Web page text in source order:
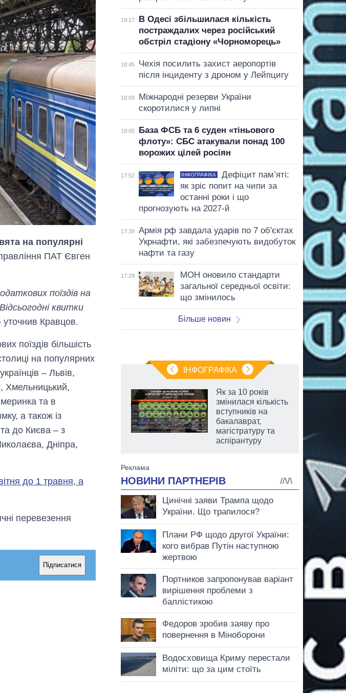
на популярні
ПАТ Євген
поїздів на
квитки
уточнив Кравцов.
поїздів більшість
на популярних
– Львів,
Хмельницький,
та в
а також із
до Києва – з
Дніпра,
до 1 травня, а
перевезення
Підписатися
19:17
В Одесі збільшилася кількість
постраждалих через російський
обстріл стадіону «Чорноморець»
18:45
Чехія посилить захист аеропортів
після інциденту з дроном у Лейпцигу
18:09
Міжнародні резерви України
скоротилися у липні
18:05
База ФСБ та 6 суден «тіньового
флоту»: СБС атакували понад 100
ворожих цілей росіян
17:52 ІНФОГРАФІКА
Дефіцит пам’яті:
як зріс попит на чипи за
останні роки і що
прогнозують на 2027-й
17:38
Армія рф завдала ударів по 7 об'єктах
Укрнафти, які забезпечують видобуток
нафти та газу
17:29
МОН оновило стандарти
загальної середньої освіти:
що змінилось
Більше новин
ІНФОГРАФІКА
Від 1 місяця – до 5
років: хто і як
довго обіймав
посаду керівника
СЗР
Як за 10 років
змінилася кількість
вступників на
бакалаврат,
магістратуру та
аспірантуру